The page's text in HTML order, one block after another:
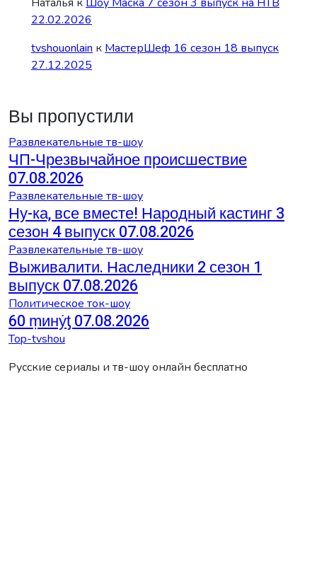
22.02.2026
tvshouonlain к МастерШеф 16 сезон 18 выпуск
27.12.2025
Вы пропустили
Развлекательные тв-шоу
ЧП-Чрезвычайное происшествие
07.08.2026
Развлекательные тв-шоу
Ну-ка, все вместе! Народный кастинг 3
сезон 4 выпуск 07.08.2026
Развлекательные тв-шоу
Выживалити. Наследники 2 сезон 1
выпуск 07.08.2026
Политическое ток-шоу
60 ṃинẏƫ 07.08.2026
Top-tvshou
Русские сериалы и тв-шоу онлайн бесплатно